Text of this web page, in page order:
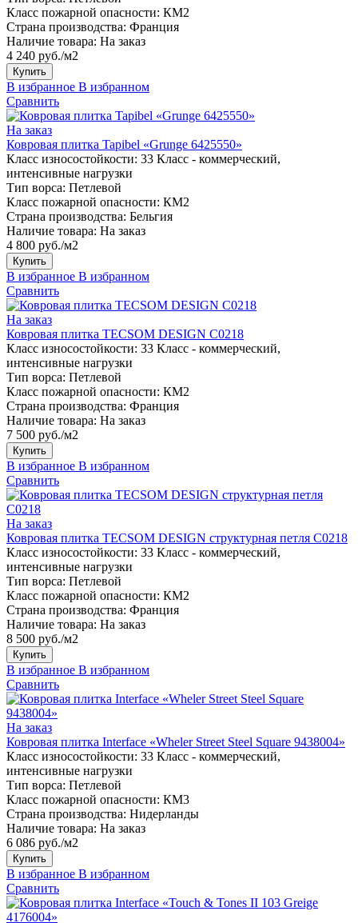
Класс пожарной опасности: КМ2
Страна производства: Франция
Наличие товара: На заказ
4 240 руб./м2
Купить
В избранное В избранном
Сравнить
На заказ
Ковровая плитка Tapibel «Grunge 6425550»
Класс износостойкости: 33 Класс - коммерческий,
интенсивные нагрузки
Тип ворса: Петлевой
Класс пожарной опасности: КМ2
Страна производства: Бельгия
Наличие товара: На заказ
4 800 руб./м2
Купить
В избранное В избранном
Сравнить
На заказ
Ковровая плитка TECSOM DESIGN C0218
Класс износостойкости: 33 Класс - коммерческий,
интенсивные нагрузки
Тип ворса: Петлевой
Класс пожарной опасности: КМ2
Страна производства: Франция
Наличие товара: На заказ
7 500 руб./м2
Купить
В избранное В избранном
Сравнить
На заказ
Ковровая плитка TECSOM DESIGN структурная петля C0218
Класс износостойкости: 33 Класс - коммерческий,
интенсивные нагрузки
Тип ворса: Петлевой
Класс пожарной опасности: КМ2
Страна производства: Франция
Наличие товара: На заказ
8 500 руб./м2
Купить
В избранное В избранном
Сравнить
На заказ
Ковровая плитка Interface «Wheler Street Steel Square 9438004»
Класс износостойкости: 33 Класс - коммерческий,
интенсивные нагрузки
Тип ворса: Петлевой
Класс пожарной опасности: КМ3
Страна производства: Нидерланды
Наличие товара: На заказ
6 086 руб./м2
Купить
В избранное В избранном
Сравнить